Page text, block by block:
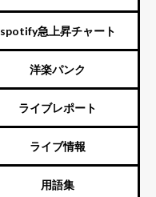
spotify急上昇チャート
洋楽パンク
ライブレポート
ライブ情報
用語集